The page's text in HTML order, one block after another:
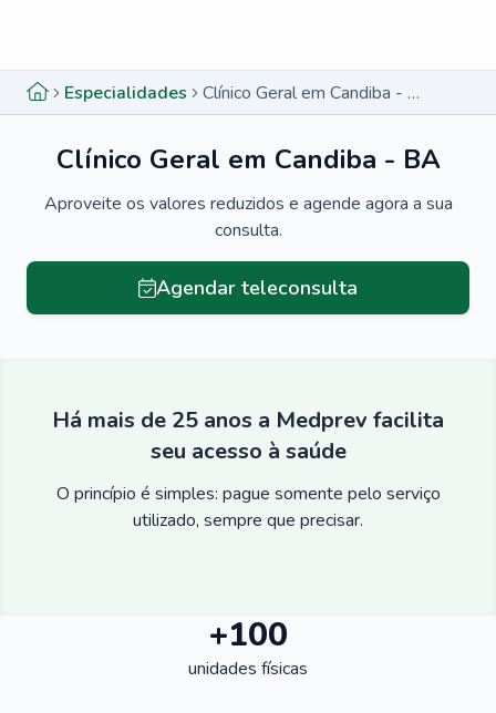
Especialidades Clínico Geral em Candiba - BA
Clínico Geral em Candiba - BA
Aproveite os valores reduzidos e agende agora a sua
consulta.
Agendar teleconsulta
Há mais de 25 anos a Medprev facilita
seu acesso à saúde
O princípio é simples: pague somente pelo serviço
utilizado, sempre que precisar.
+100
unidades físicas